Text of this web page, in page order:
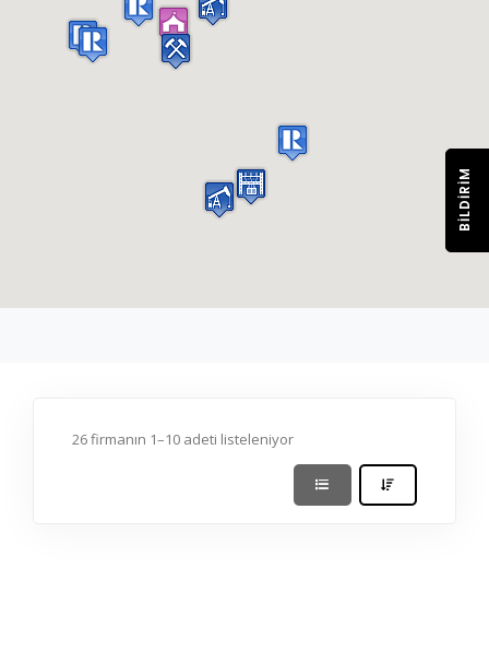
YARDIM
26 firmanın 1–10 adeti listeleniyor
BILDIRIM